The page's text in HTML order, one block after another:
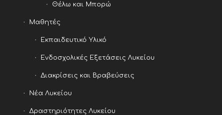
Θέλω και Μπορώ
Μαθητές
Εκπαιδευτικό Υλικό
Ενδοσχολικές Εξετάσεις Λυκείου
Διακρίσεις και Βραβεύσεις
Νέα Λυκείου
Δραστηριότητες Λυκείου